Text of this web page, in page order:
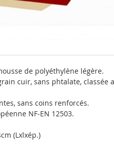
de polyéthylène légère.
cuir, sans phtalate, classée
sans coins renforcés.
NF-EN 12503.
(Lxlxép.)